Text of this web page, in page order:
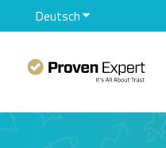
DeutschUntermenü für